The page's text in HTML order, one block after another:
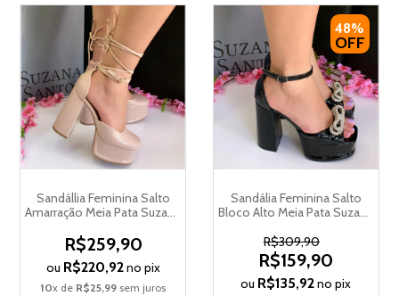
Sandállia Feminina Salto
Amarração Meia Pata Suzana
R$259,90
ou R$220,92no pix
10x de R$25,99 sem juros
48%
OFF
Sandália Feminina Salto
Bloco Alto Meia Pata Suzana
R$309,90
R$159,90
ou R$135,92no pix